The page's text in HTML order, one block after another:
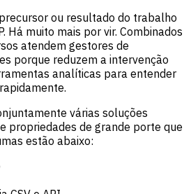
ou resultado do trabalho
Há muito mais por vir. Combinados
atendem gestores de
porque reduzem a intervenção
analíticas para entender
várias soluções
propriedades de grande porte que
estão abaixo: